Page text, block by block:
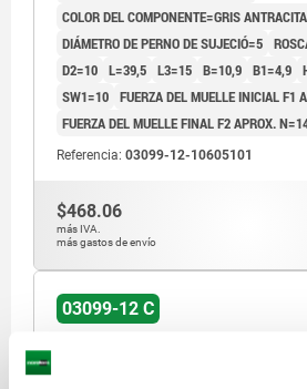
COLOR DEL COMPONENTE=GRIS
DIÁMETRO DE PERNO DE SUJECIÓ=5
D2=10 L=39,5 L3=15 B=10,9 B1=4,9
SW1=10 FUERZA DEL MUELLE INICIAL F1
FUERZA DEL MUELLE FINAL F2 APROX.
Referencia: 03099-12-10605101
$468.06
más IVA.
más gastos de envío
03099-12 C